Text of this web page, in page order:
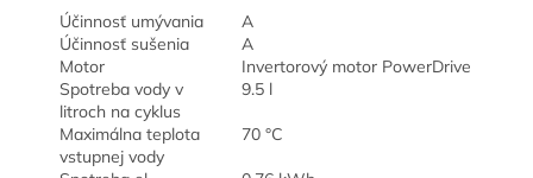
Účinnosť umývania
A
Účinnosť sušenia
A
Motor
Invertorový motor PowerDrive
Spotreba vody v
litroch na cyklus
9.5 l
Maximálna teplota
vstupnej vody
70 °C